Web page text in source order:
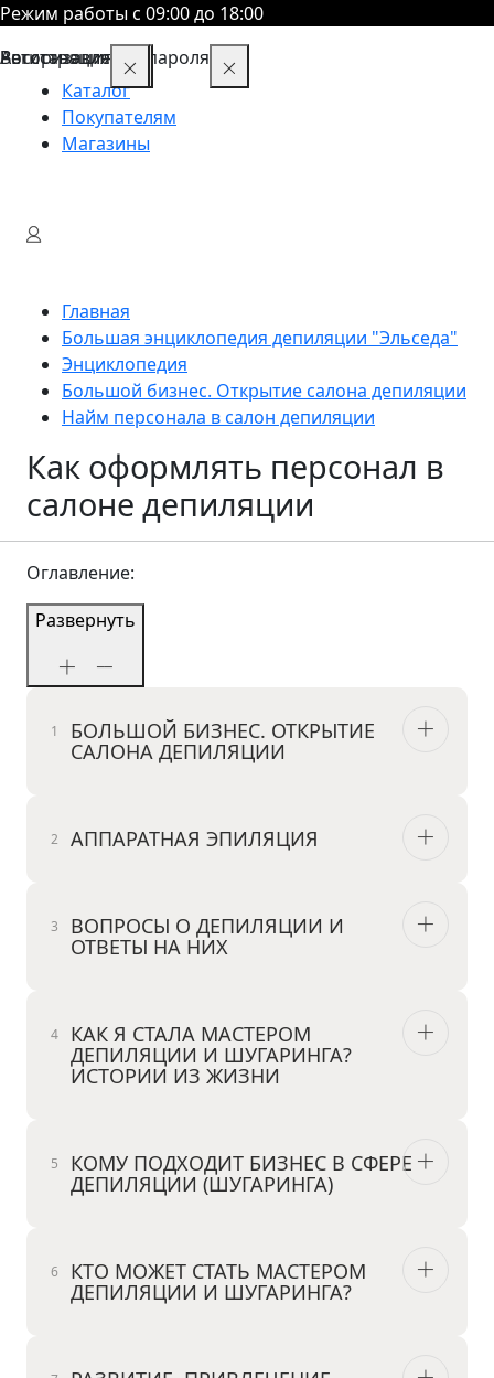
Режим работы с 09:00 до 18:00
Каталог
Покупателям
Магазины
Главная
Большая энциклопедия депиляции "Эльседа"
Энциклопедия
Большой бизнес. Открытие салона депиляции
Найм персонала в салон депиляции
Как оформлять персонал в
салоне депиляции
Оглавление:
Развернуть
БОЛЬШОЙ БИЗНЕС. ОТКРЫТИЕ
САЛОНА ДЕПИЛЯЦИИ
АППАРАТНАЯ ЭПИЛЯЦИЯ
ВОПРОСЫ О ДЕПИЛЯЦИИ И
ОТВЕТЫ НА НИХ
КАК Я СТАЛА МАСТЕРОМ
ДЕПИЛЯЦИИ И ШУГАРИНГА?
ИСТОРИИ ИЗ ЖИЗНИ
КОМУ ПОДХОДИТ БИЗНЕС В СФЕРЕ
ДЕПИЛЯЦИИ (ШУГАРИНГА)
КТО МОЖЕТ СТАТЬ МАСТЕРОМ
ДЕПИЛЯЦИИ И ШУГАРИНГА?
Восстановление пароля
Авторизация
Регистрация